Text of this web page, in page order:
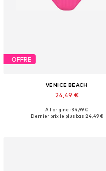
OFFRE
VENICE BEACH
24,49 €
+1
Disponible en plusieurs tailles
À l'origine : 34,99 €
Dernier prix le plus bas :24,49 €